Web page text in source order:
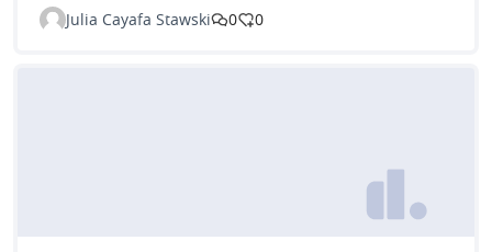
Julia Cayafa Stawski 0 0